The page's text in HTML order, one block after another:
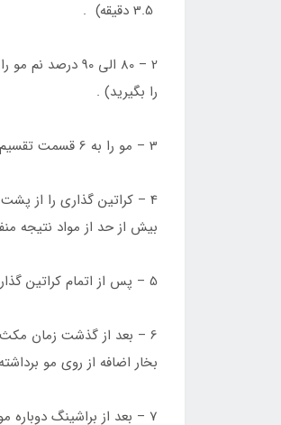
را بگیرید) .
3 – مو را به 6 قسمت تقسیم کنید .
بیش از حد از مواد نتیجه
5 – پس از اتمام کراتین گذاری ، مو را با نایلون یا کلاه رنگ پلاستیکی کاور کرده و 45 دقیقه مکث کنید .
6 – بعد از گذشت زمان
بخار اضافه از روی مو